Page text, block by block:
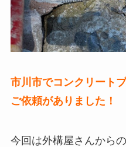
市川市でコンクリート
ご依頼がありました！
今回は外構屋さんから